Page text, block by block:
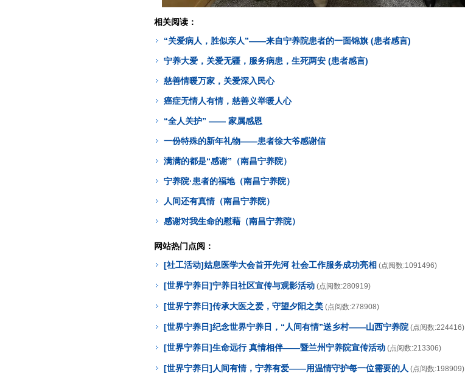
相关阅读：
“关爱病人，胜似亲人”——来自宁养院患者的一面锦旗 (患者感言)
宁养大爱，关爱无疆，服务病患，生死两安 (患者感言)
慈善情暖万家，关爱深入民心
癌症无情人有情，慈善义举暖人心
“全人关护” —— 家属感恩
一份特殊的新年礼物——患者徐大爷感谢信
满满的都是“感谢”（南昌宁养院）
宁养院·患者的福地（南昌宁养院）
人间还有真情（南昌宁养院）
感谢对我生命的慰藉（南昌宁养院）
网站热门点阅：
[社工活动]姑息医学大会首开先河 社会工作服务成功亮相 (点阅数:1091496)
[世界宁养日]宁养日社区宣传与观影活动 (点阅数:280919)
[世界宁养日]传承大医之爱，守望夕阳之美 (点阅数:278908)
[世界宁养日]纪念世界宁养日，“人间有情”送乡村——山西宁养院 (点阅数:224416)
[世界宁养日]生命远行 真情相伴——暨兰州宁养院宣传活动 (点阅数:213306)
[世界宁养日]人间有情，宁养有爱——用温情守护每一位需要的人 (点阅数:198909)